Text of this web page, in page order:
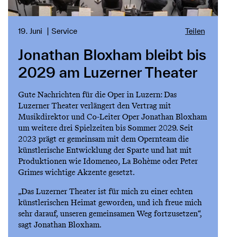
19. Juni Service Teilen
Jonathan Bloxham bleibt bis
2029 am Luzerner Theater
Gute Nachrichten für die Oper in Luzern: Das
Luzerner Theater verlängert den Vertrag mit
Musikdirektor und Co-Leiter Oper Jonathan Bloxham
um weitere drei Spielzeiten bis Sommer 2029. Seit
2023 prägt er gemeinsam mit dem Opernteam die
künstlerische Entwicklung der Sparte und hat mit
Produktionen wie Idomeneo, La Bohème oder Peter
Grimes wichtige Akzente gesetzt.
„Das Luzerner Theater ist für mich zu einer echten
künstlerischen Heimat geworden, und ich freue mich
sehr darauf, unseren gemeinsamen Weg fortzusetzen“,
sagt Jonathan Bloxham.